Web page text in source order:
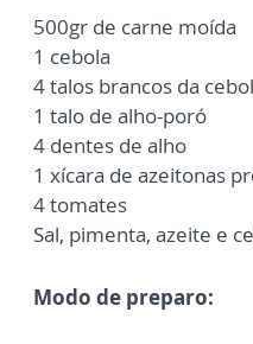
500gr de carne moída
1 cebola
4 talos brancos da
1 talo de alho-poró
4 dentes de alho
1 xícara de azeitonas
4 tomates
Sal, pimenta, azeite e
Modo de preparo: